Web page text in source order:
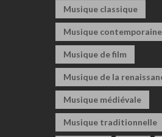
Musique classique
Musique contemporaine
Musique de film
Musique de la
Musique médiévale
Musique traditionnelle